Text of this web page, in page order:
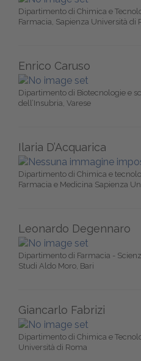
Dipartimento di Chimica e
Farmacia, Sapienza Università di
Enrico Caruso
Dipartimento di Biotecnologie e
dell’Insubria, Varese
Ilaria D’Acquarica
Dipartimento di Chimica e
Farmacia e Medicina Sapienza
Leonardo Degennaro
Dipartimento di Farmacia -
Studi Aldo Moro, Bari
Giancarlo Fabrizi
Dipartimento di Chimica e
Università di Roma